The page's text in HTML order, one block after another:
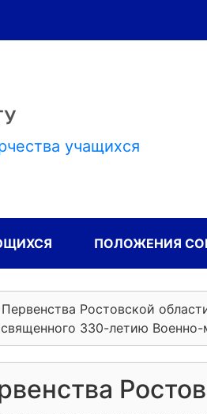
учащихся
ПОЛОЖЕНИЯ
Ростовской
330-летию